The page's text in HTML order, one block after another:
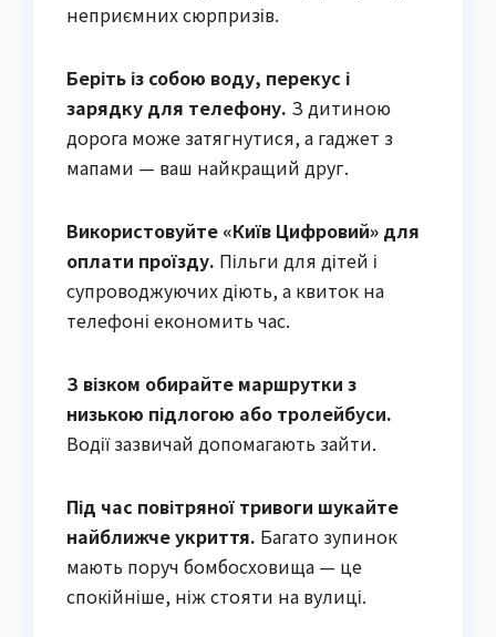
неприємних сюрпризів.
Беріть із собою воду, перекус і
зарядку для телефону. З дитиною
дорога може затягнутися, а гаджет з
мапами — ваш найкращий друг.
Використовуйте «Київ Цифровий» для
оплати проїзду. Пільги для дітей і
супроводжуючих діють, а квиток на
телефоні економить час.
З візком обирайте маршрутки з
низькою підлогою або тролейбуси.
Водії зазвичай допомагають зайти.
Під час повітряної тривоги шукайте
найближче укриття. Багато зупинок
мають поруч бомбосховища — це
спокійніше, ніж стояти на вулиці.